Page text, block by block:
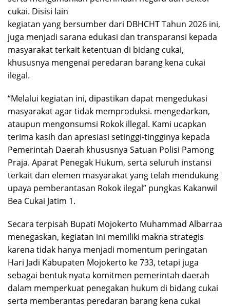
cukai. Disisi lain
kegiatan yang bersumber dari DBHCHT Tahun 2026 ini,
juga menjadi sarana edukasi dan transparansi kepada
masyarakat terkait ketentuan di bidang cukai,
khususnya mengenai peredaran barang kena cukai
ilegal.
“Melalui kegiatan ini, dipastikan dapat mengedukasi
masyarakat agar tidak memproduksi. mengedarkan,
ataupun mengonsumsi Rokok illegal. Kami ucapkan
terima kasih dan apresiasi setinggi-tingginya kepada
Pemerintah Daerah khususnya Satuan Polisi Pamong
Praja. Aparat Penegak Hukum, serta seluruh instansi
terkait dan elemen masyarakat yang telah mendukung
upaya pemberantasan Rokok ilegal” pungkas Kakanwil
Bea Cukai Jatim 1.
Secara terpisah Bupati Mojokerto Muhammad Albarraa
menegaskan, kegiatan ini memiliki makna strategis
karena tidak hanya menjadi momentum peringatan
Hari Jadi Kabupaten Mojokerto ke 733, tetapi juga
sebagai bentuk nyata komitmen pemerintah daerah
dalam memperkuat penegakan hukum di bidang cukai
serta memberantas peredaran barang kena cukai